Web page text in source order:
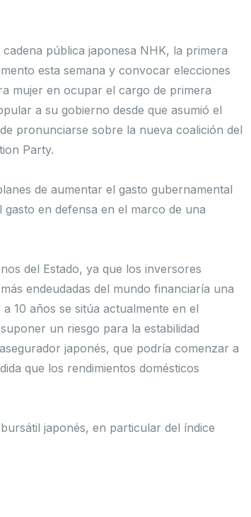
pública japonesa NHK, la primera
esta semana y convocar elecciones
mujer en ocupar el cargo de primera
a su gobierno desde que asumió el
pronunciarse sobre la nueva coalición del
Party.
de aumentar el gasto gubernamental
en defensa en el marco de una
del Estado, ya que los inversores
endeudadas del mundo financiaría una
10 años se sitúa actualmente en el
un riesgo para la estabilidad
japonés, que podría comenzar a
que los rendimientos domésticos
japonés, en particular del índice